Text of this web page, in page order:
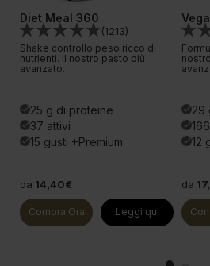
Diet Meal 360
(1213)
Shake controllo peso ricco di
nutrienti. Il nostro pasto più
avanzato.
done25 g di proteine
done37 attivi
done15 gusti +Premium
da 14,40€
Compra Ora Leggi qui
done29
done
done12
da